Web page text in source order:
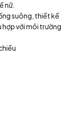
nữ.
suông, thiết kế
hợp với môi trường